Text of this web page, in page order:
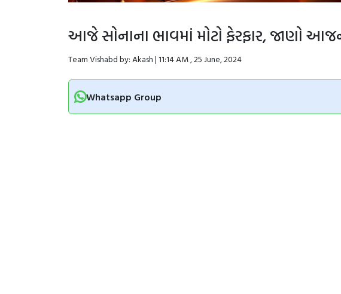
આજે સોનાના ભાવમાં મોટો ફેરફાર, જાણો
Team Vishabd by: Akash | 11:14 AM , 25 June, 2024
Whatsapp Group